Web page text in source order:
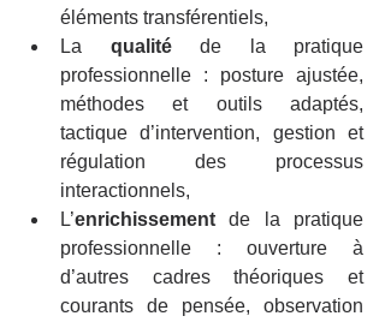
éléments transférentiels,
La qualité de la pratique
professionnelle : posture ajustée,
méthodes et outils adaptés,
tactique d’intervention, gestion et
régulation des processus
interactionnels,
L’enrichissement de la pratique
professionnelle : ouverture à
d’autres cadres théoriques et
courants de pensée, observation